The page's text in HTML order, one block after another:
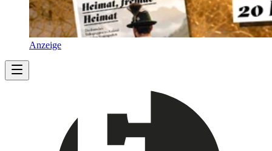
Anzeige